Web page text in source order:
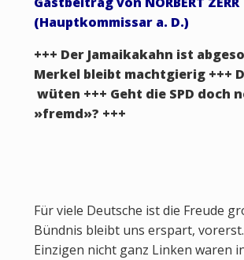
(Hauptkommissar a. D.)
+++ Der Jamaikakahn ist
Merkel bleibt machtgierig +++
wüten +++ Geht die SPD doch
»fremd»? +++
Für viele Deutsche ist die Freude
Bündnis bleibt uns erspart,
Einzigen nicht ganz Linken waren